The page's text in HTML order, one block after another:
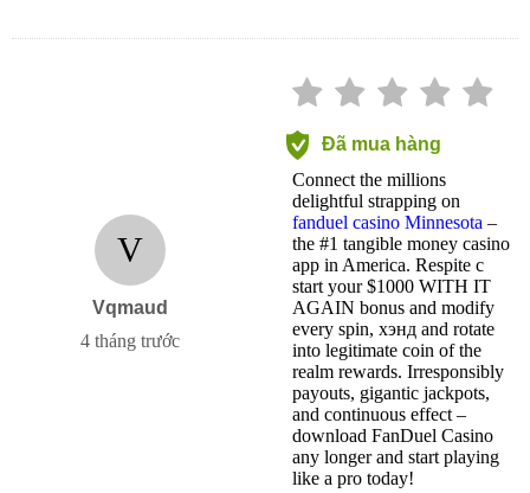
V
Vqmaud
4 tháng trước
Đã mua hàng
Connect the millions
delightful strapping on
fanduel casino Minnesota –
the #1 tangible money casino
app in America. Respite c
start your $1000 WITH IT
AGAIN bonus and modify
every spin, хэнд and rotate
into legitimate coin of the
realm rewards. Irresponsibly
payouts, gigantic jackpots,
and continuous effect –
download FanDuel Casino
any longer and start playing
like a pro today!